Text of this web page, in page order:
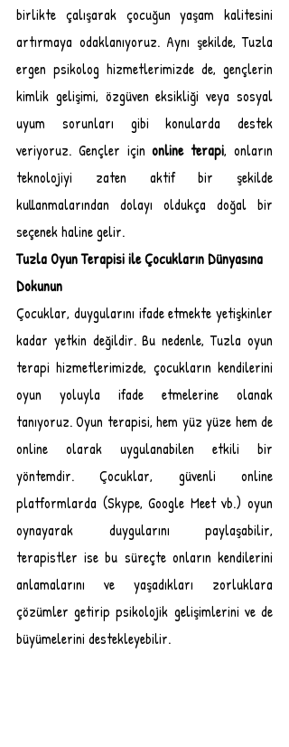
birlikte çalışarak çocuğun yaşam kalitesini
artırmaya odaklanıyoruz. Aynı şekilde, Tuzla
ergen psikolog hizmetlerimizde de, gençlerin
kimlik gelişimi, özgüven eksikliği veya sosyal
uyum sorunları gibi konularda destek
veriyoruz. Gençler için online terapi, onların
teknolojiyi zaten aktif bir şekilde
kullanmalarından dolayı oldukça doğal bir
seçenek haline gelir.
Tuzla Oyun Terapisi ile Çocukların Dünyasına
Dokunun
Çocuklar, duygularını ifade etmekte yetişkinler
kadar yetkin değildir. Bu nedenle, Tuzla oyun
terapi hizmetlerimizde, çocukların kendilerini
oyun yoluyla ifade etmelerine olanak
tanıyoruz. Oyun terapisi, hem yüz yüze hem de
online olarak uygulanabilen etkili bir
yöntemdir. Çocuklar, güvenli online
platformlarda (Skype, Google Meet vb.) oyun
oynayarak duygularını paylaşabilir,
terapistler ise bu süreçte onların kendilerini
anlamalarını ve yaşadıkları zorluklara
çözümler getirip psikolojik gelişimlerini ve de
büyümelerini destekleyebilir.